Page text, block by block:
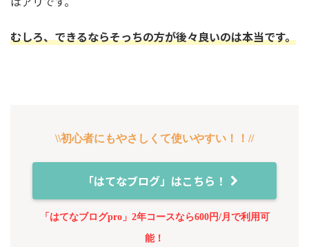
むしろ、できるならそっちの方が後々良いのは本当です。
\\初心者にもやさしくて使いやすい！！//
「はてなブログ」はこちら！
「はてなブログpro」2年コースなら600円/月で利用可
能！